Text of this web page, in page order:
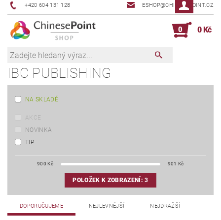
+420 604 131 128 ESHOP@CHINESEPOINT.CZ
0 0 Kč
IBC PUBLISHING
NA SKLADĚ
AKCE
NOVINKA
TIP
900 Kč 901 Kč
POLOŽEK K ZOBRAZENÍ:3
DOPORUČUJEME NEJLEVNĚJŠÍ NEJDRAŽŠÍ